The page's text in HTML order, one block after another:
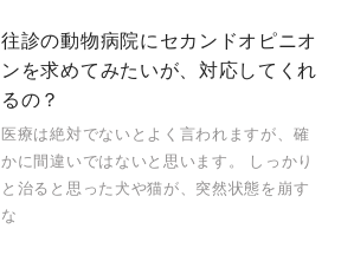
往診の動物病院にセカンドオピニオ
ンを求めてみたいが、対応してくれ
るの？
医療は絶対でないとよく言われますが、確
かに間違いではないと思います。 しっかり
と治ると思った犬や猫が、突然状態を崩す
な